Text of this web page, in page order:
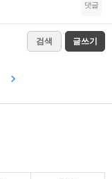
댓글
검색 글쓰기